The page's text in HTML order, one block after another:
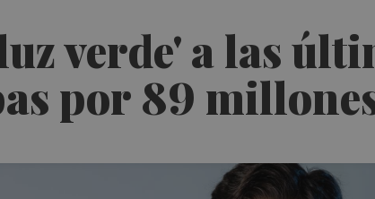
verde' a las
por 89